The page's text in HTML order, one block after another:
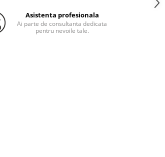
Asistenta profesionala
Ai parte de consultanta dedicata
pentru nevoile tale.